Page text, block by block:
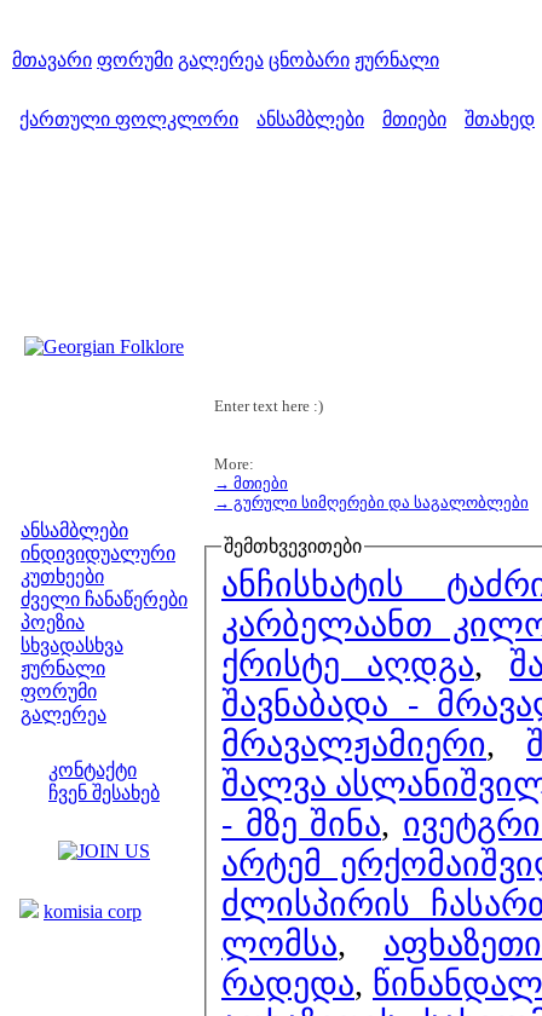
მთავარი ფორუმი გალერეა ცნობარი ჟურნალი
ქართული ფოლკლორი ანსამბლები მთიები შთახედ
ანსამბლები
ინდივიდუალური
კუთხეები
ძველი ჩანაწერები
პოეზია
სხვადასხვა
ჟურნალი
ფორუმი
გალერეა
კონტაქტი
ჩვენ შესახებ
komisia corp
Enter text here :)
More:
→ მთიები
→ გურული სიმღერები და საგალობლები
შემთხვევითები
ანჩისხატის
კარბელაანთ
ქრისტე აღდგა,
შავნაბადა -
მრავალჟამიერი,
შალვა
- მზე შინა,
არტემ
ძლისპირის
ლომსა,
რადედა,